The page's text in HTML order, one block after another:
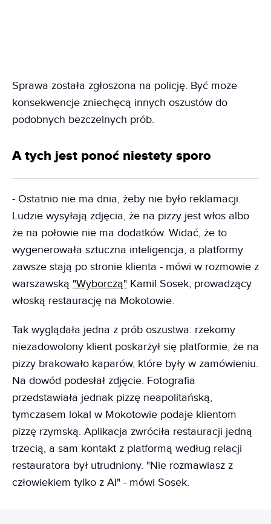
Sprawa została zgłoszona na policję. Być może
konsekwencje zniechęcą innych oszustów do
podobnych bezczelnych prób.
A tych jest ponoć niestety sporo
- Ostatnio nie ma dnia, żeby nie było reklamacji.
Ludzie wysyłają zdjęcia, że na pizzy jest włos albo
że na połowie nie ma dodatków. Widać, że to
wygenerowała sztuczna inteligencja, a platformy
zawsze stają po stronie klienta - mówi w rozmowie z
warszawską "Wyborczą" Kamil Sosek, prowadzący
włoską restaurację na Mokotowie.
Tak wyglądała jedna z prób oszustwa: rzekomy
niezadowolony klient poskarżył się platformie, że na
pizzy brakowało kaparów, które były w zamówieniu.
Na dowód podesłał zdjęcie. Fotografia
przedstawiała jednak pizzę neapolitańską,
tymczasem lokal w Mokotowie podaje klientom
pizzę rzymską. Aplikacja zwróciła restauracji jedną
trzecią, a sam kontakt z platformą według relacji
restauratora był utrudniony. "Nie rozmawiasz z
człowiekiem tylko z AI" - mówi Sosek.